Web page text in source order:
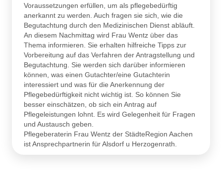
Voraussetzungen erfüllen, um als pflegebedürftig
anerkannt zu werden. Auch fragen sie sich, wie die
Begutachtung durch den Medizinischen Dienst abläuft.
An diesem Nachmittag wird Frau Wentz über das
Thema informieren. Sie erhalten hilfreiche Tipps zur
Vorbereitung auf das Verfahren der Antragstellung und
Begutachtung. Sie werden sich darüber informieren
können, was einen Gutachter/eine Gutachterin
interessiert und was für die Anerkennung der
Pflegebedürftigkeit nicht wichtig ist. So können Sie
besser einschätzen, ob sich ein Antrag auf
Pflegeleistungen lohnt. Es wird Gelegenheit für Fragen
und Austausch geben.
Pflegeberaterin Frau Wentz der StädteRegion Aachen
ist Ansprechpartnerin für Alsdorf u Herzogenrath.